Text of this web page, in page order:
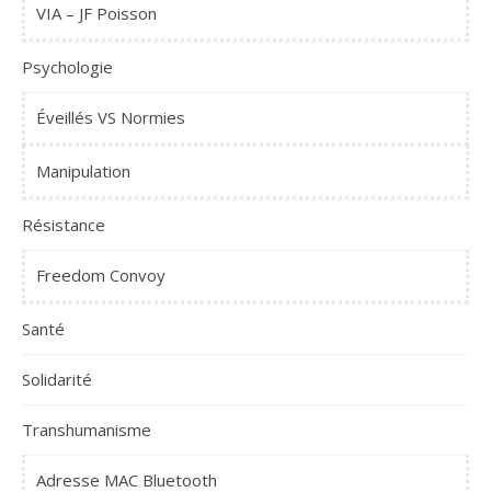
VIA – JF Poisson
Psychologie
Éveillés VS Normies
Manipulation
Résistance
Freedom Convoy
Santé
Solidarité
Transhumanisme
Adresse MAC Bluetooth